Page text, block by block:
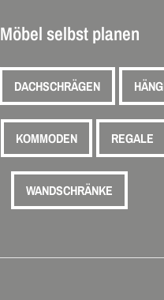
Möbel selbst planen
DACHSCHRÄGEN
KOMMODEN REGALE
WANDSCHRÄNKE